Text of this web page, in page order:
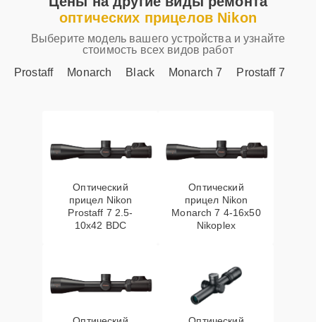
оптических прицелов Nikon
Выберите модель вашего устройства и узнайте
стоимость всех видов работ
Prostaff
Monarch Black Monarch 7 Prostaff 7
Оптический
прицел Nikon
Prostaff 7 2.5-
10x42 BDC
Оптический
прицел Nikon
Monarch 7 4-16x50
Nikoplex